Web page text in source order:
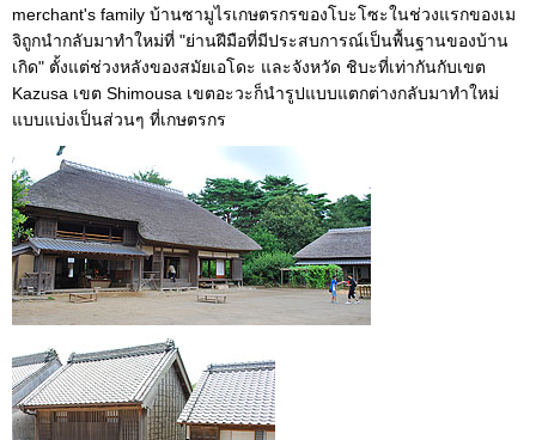
merchant's family บ้านซามูไรเกษตรกรของโบะโซะในช่วงแรกของเม
จิถูกนำกลับมาทำใหม่ที่ "ย่านฝีมือที่มีประสบการณ์เป็นพื้นฐานของบ้าน
เกิด" ตั้งแต่ช่วงหลังของสมัยเอโดะ และจังหวัด ชิบะที่เท่ากันกับเขต
Kazusa เขต Shimousa เขตอะวะก็นำรูปแบบแตกต่างกลับมาทำใหม่
แบบแบ่งเป็นส่วนๆ ที่เกษตรกร